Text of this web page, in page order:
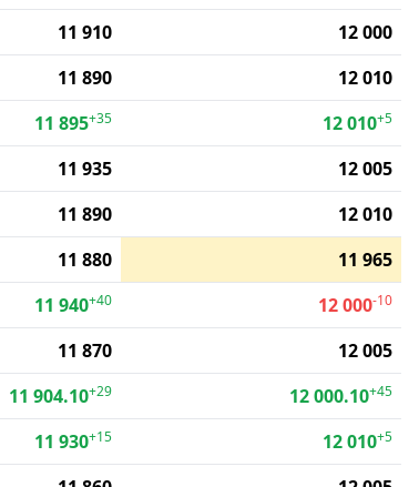
11 910
12 000
11 890
12 010
11 895+35 12 010+5
11 935
12 005
11 890
12 010
11 880
11 965
11 940+40 12 000-10
11 870
12 005
11 904.10+29 12 000.10+45
11 930+15 12 010+5